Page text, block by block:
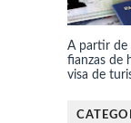
A partir de
fianzas de
visa de